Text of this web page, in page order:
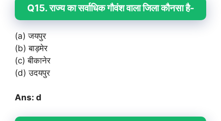
Q15. राज्य का सर्वाधिक गौवंश वाला जिला कौनसा है-
(a) जयपुर
(b) बाड़मेर
(c) बीकानेर
(d) उदयपुर
Ans: d